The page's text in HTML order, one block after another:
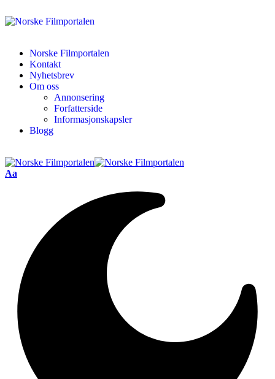
Norske Filmportalen
Kontakt
Nyhetsbrev
Om oss
Annonsering
Forfatterside
Informasjonskapsler
Blogg
Aa